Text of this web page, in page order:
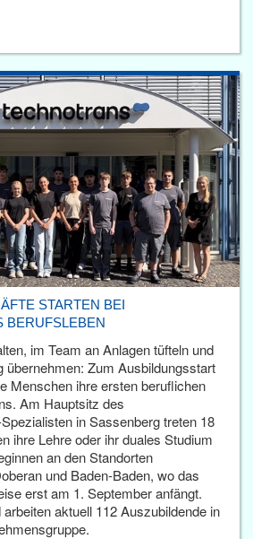
STARTEN BEI
BERUFSLEBEN
im Team an Anlagen tüfteln und
übernehmen: Zum Ausbildungsstart
Menschen ihre ersten beruflichen
Am Hauptsitz des
in Sassenberg treten 18
ihre Lehre oder ihr duales Studium
an den Standorten
und Baden-Baden, wo das
erst am 1. September anfängt.
aktuell 112 Auszubildende in